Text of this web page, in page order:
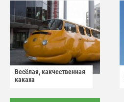
Весёлая, какчественная
какаха